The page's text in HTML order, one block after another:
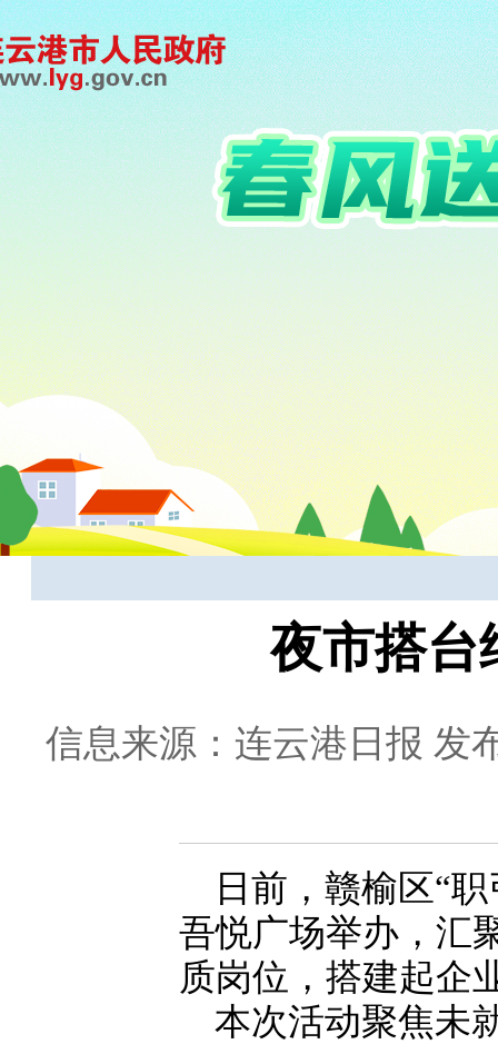
夜市搭台
信息来源：连云港日报 发
日前，赣榆区“
吾悦广场举办，汇
质岗位，搭建起企
本次活动聚焦未